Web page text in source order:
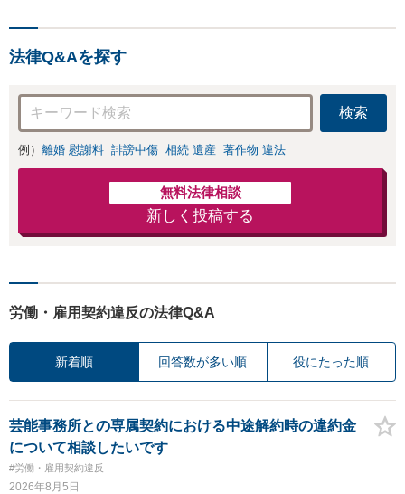
法律Q&Aを探す
検索
例） 離婚 慰謝料 誹謗中傷 相続 遺産 著作物 違法
無料法律相談
新しく投稿する
労働・雇用契約違反の法律Q&A
新着順 回答数が多い順 役にたった順
芸能事務所との専属契約における中途解約時の違約金
について相談したいです
#労働・雇用契約違反
2026年8月5日